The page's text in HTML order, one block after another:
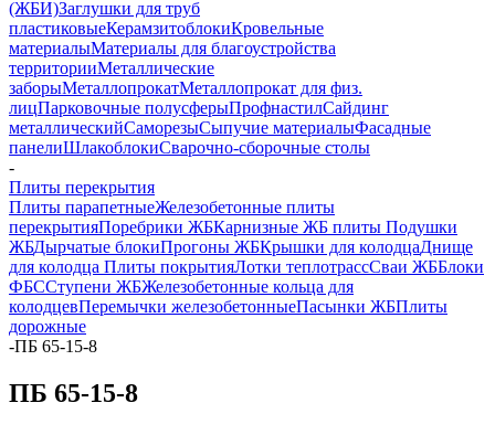
(ЖБИ)Заглушки для труб
пластиковыеКерамзитоблокиКровельные
материалыМатериалы для благоустройства
территорииМеталлические
заборыМеталлопрокатМеталлопрокат для физ.
лицПарковочные полусферыПрофнастилСайдинг
металлическийСаморезыСыпучие материалыФасадные
панелиШлакоблокиСварочно-сборочные столы
-
Плиты перекрытия
Плиты парапетныеЖелезобетонные плиты
перекрытияПоребрики ЖБКарнизные ЖБ плиты Подушки
ЖБДырчатые блокиПрогоны ЖБКрышки для колодцаДнище
для колодца Плиты покрытияЛотки теплотрассСваи ЖББлоки
ФБССтупени ЖБЖелезобетонные кольца для
колодцевПеремычки железобетонныеПасынки ЖБПлиты
дорожные
-ПБ 65-15-8
ПБ 65-15-8